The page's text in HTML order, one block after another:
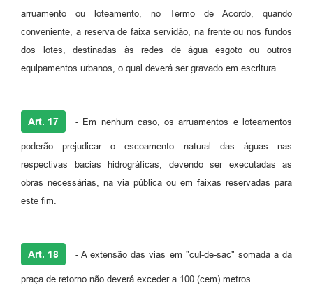
arruamento ou loteamento, no Termo de Acordo, quando
conveniente, a reserva de faixa servidão, na frente ou nos fundos
dos lotes, destinadas às redes de água esgoto ou outros
equipamentos urbanos, o qual deverá ser gravado em escritura.
Art. 17 - Em nenhum caso, os arruamentos e loteamentos
poderão prejudicar o escoamento natural das águas nas
respectivas bacias hidrográficas, devendo ser executadas as
obras necessárias, na via pública ou em faixas reservadas para
este fim.
Art. 18 - A extensão das vias em "cul-de-sac" somada a da
praça de retorno não deverá exceder a 100 (cem) metros.